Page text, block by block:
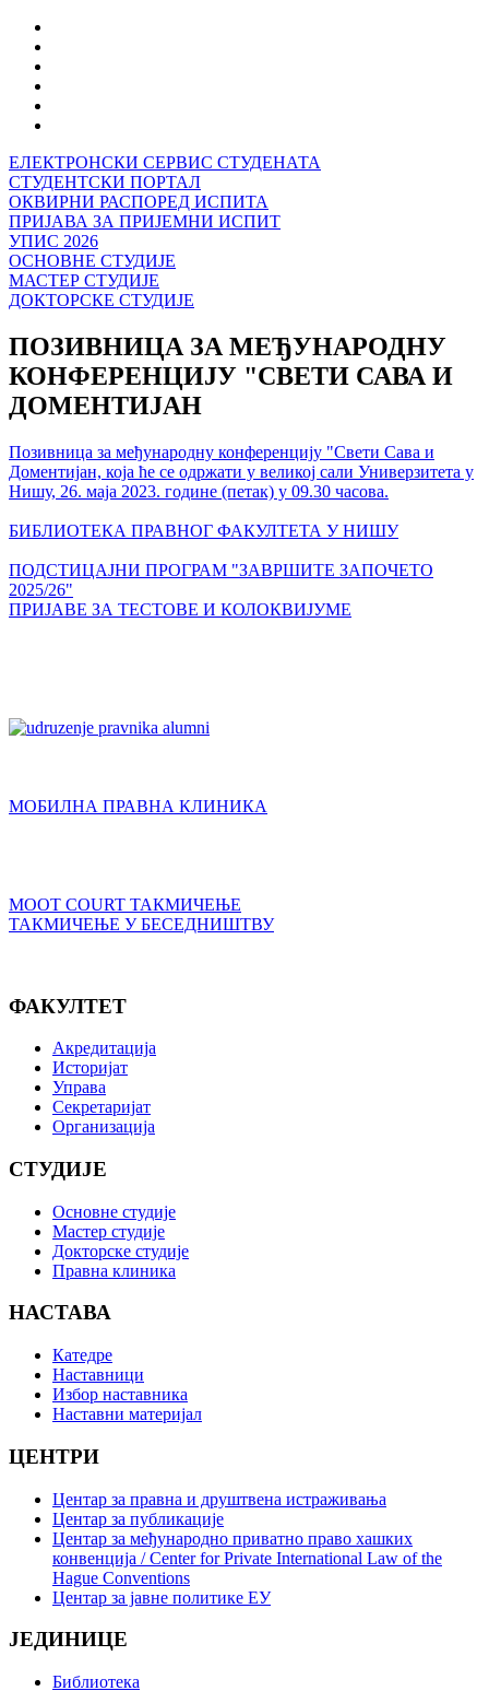
ЕЛЕКТРОНСКИ СЕРВИС СТУДЕНАТА
СТУДЕНТСКИ ПОРТАЛ
ОКВИРНИ РАСПОРЕД ИСПИТА
ПРИЈАВА ЗА ПРИЈЕМНИ ИСПИТ
УПИС 2026
ОСНОВНЕ СТУДИЈЕ
МАСТЕР СТУДИЈЕ
ДОКТОРСКЕ СТУДИЈЕ
ПОЗИВНИЦА ЗА МЕЂУНАРОДНУ
КОНФЕРЕНЦИЈУ "СВЕТИ САВА И
ДОМЕНТИЈАН
Позивница за међународну конференцију "Свети Сава и
Доментијан, која ће се одржати у великој сали Универзитета у
Нишу, 26. маја 2023. године (петак) у 09.30 часова.
БИБЛИОТЕКА ПРАВНОГ ФАКУЛТЕТА У НИШУ
ПОДСТИЦАЈНИ ПРОГРАМ "ЗАВРШИТЕ ЗАПОЧЕТО
2025/26"
ПРИЈАВЕ ЗА ТЕСТОВЕ И КОЛОКВИЈУМЕ
МОБИЛНА ПРАВНА КЛИНИКА
MOOT COURT ТАКМИЧЕЊЕ
ТАКМИЧЕЊЕ У БЕСЕДНИШТВУ
ФАКУЛТЕТ
Акредитација
Историјат
Управа
Секретаријат
Организација
СТУДИЈЕ
Основне студије
Мастер студије
Докторске студије
Правна клиника
НАСТАВА
Катедре
Наставници
Избор наставника
Наставни материјал
ЦЕНТРИ
Центар за правна и друштвена истраживања
Центар за публикације
Центар за међународно приватно право хашких
конвенција / Center for Private International Law of the
Hague Conventions
Центар за јавне политике ЕУ
ЈЕДИНИЦЕ
Библиотека